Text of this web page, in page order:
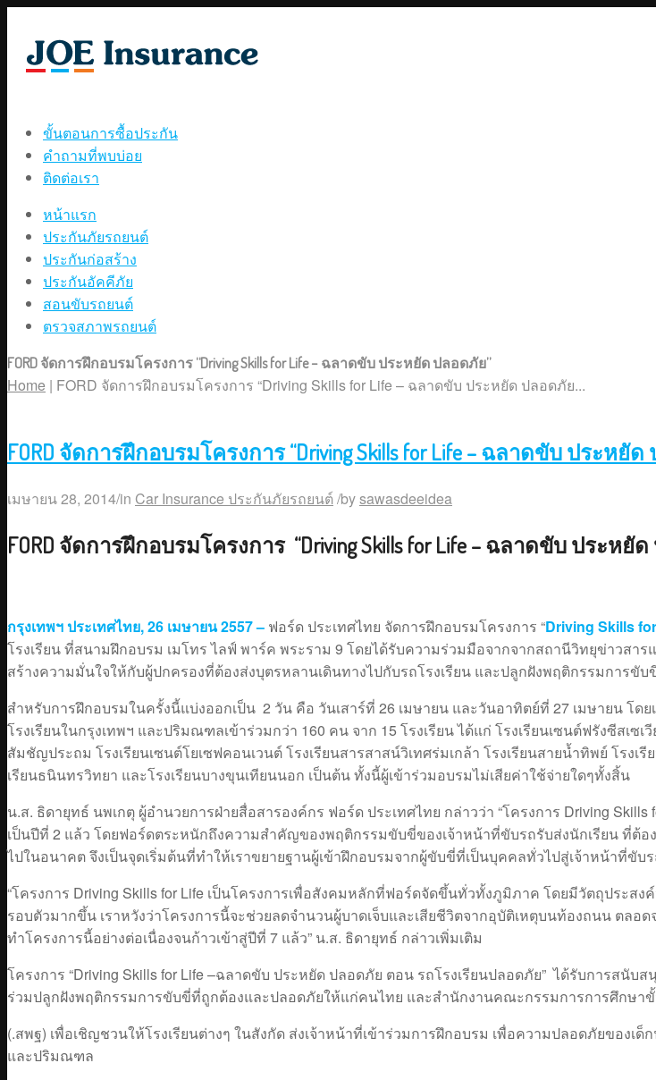
ขั้นตอนการซื้อประกัน
คำถามที่พบบ่อย
ติดต่อเรา
หน้าแรก
ประกันภัยรถยนต์
ประกันก่อสร้าง
ประกันอัคคีภัย
สอนขับรถยนต์
ตรวจสภาพรถยนต์
FORD จัดการฝึกอบรมโครงการ “Driving Skills for Life – ฉลาดขับ ประหยัด ปลอดภัย”
Home | FORD จัดการฝึกอบรมโครงการ “Driving Skills for Life – ฉลาดขับ ประหยัด ปลอดภัย...
FORD จัดการฝึกอบรมโครงการ “Driving Skills for Life – ฉลาดขับ ประหยั
เมษายน 28, 2014/in Car Insurance ประกันภัยรถยนต์/bysawasdeeidea
FORD จัดการฝึกอบรมโครงการ “Driving Skills for Life – ฉลาดขับ ประหยั
กรุงเทพฯ ประเทศไทย, 26 เมษายน2557 – ฟอร์ด ประเทศไทย จัดการฝึกอบรมโครงการ “Driving Skills
โรงเรียน ที่สนามฝึกอบรม เมโทร ไลฟ์ พาร์ค พระราม 9 โดยได้รับความร่วมมือจากจากสถานีวิทยุข่าวส
สร้างความมั่นใจให้กับผู้ปกครองที่ต้องส่งบุตรหลานเดินทางไปกับรถโรงเรียน และปลูกฝังพฤติกรรมการ
สำหรับการฝึกอบรมในครั้งนี้แบ่งออกเป็น 2 วัน คือ วันเสาร์ที่ 26 เมษายน และวันอาทิตย์ที่ 27 เมษายน
โรงเรียนในกรุงเทพฯ และปริมณฑลเข้าร่วมกว่า 160 คน จาก 15 โรงเรียน ได้แก่ โรงเรียนเซนต์ฟรังซีสเซ
สัมชัญประถม โรงเรียนเซนต์โยเซฟคอนเวนต์ โรงเรียนสารสาสน์วิเทศร่มเกล้า โรงเรียนสายน้ำทิพย์ โรง
เรียนธนินทรวิทยา และโรงเรียนบางขุนเทียนนอก เป็นต้น ทั้งนี้ผู้เข้าร่วมอบรมไม่เสียค่าใช้จ่ายใดๆทั้งสิ้น
น.ส. ธิดายุทธ์ นพเกตุ ผู้อำนวยการฝ่ายสื่อสารองค์กร ฟอร์ด ประเทศไทย กล่าวว่า “โครงการ Driving
เป็นปีที่ 2 แล้ว โดยฟอร์ดตระหนักถึงความสำคัญของพฤติกรรมขับขี่ของเจ้าหน้าที่ขับรถรับส่งนักเรียน ที่ต้
ไปในอนาคต จึงเป็นจุดเริ่มต้นที่ทำให้เราขยายฐานผู้เข้าฝึกอบรมจากผู้ขับขี่ที่เป็นบุคคลทั่วไปสู่เจ้าหน้าที่ขับร
“โครงการ Driving Skills for Life เป็นโครงการเพื่อสังคมหลักที่ฟอร์ดจัดขึ้นทั่วทั้งภูมิภาค โดยมีวัตถุประ
รอบตัวมากขึ้น เราหวังว่าโครงการนี้จะช่วยลดจำนวนผู้บาดเจ็บและเสียชีวิตจากอุบัติเหตุบนท้องถนน ต
ทำโครงการนี้อย่างต่อเนื่องจนก้าวเข้าสู่ปีที่ 7 แล้ว” น.ส. ธิดายุทธ์ กล่าวเพิ่มเติม
โครงการ “Driving Skills for Life –ฉลาดขับ ประหยัด ปลอดภัย ตอน รถโรงเรียนปลอดภัย” ได้รับการส
ร่วมปลูกฝังพฤติกรรมการขับขี่ที่ถูกต้องและปลอดภัยให้แก่คนไทย และสำนักงานคณะกรรมการการศึกษา
(.สพฐ) เพื่อเชิญชวนให้โรงเรียนต่างๆ ในสังกัด ส่งเจ้าหน้าที่เข้าร่วมการฝึกอบรม เพื่อความปลอดภัยของ
และปริมณฑล